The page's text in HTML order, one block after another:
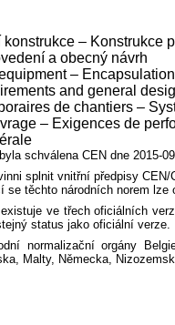
– Konstrukce
a obecný návrh
–
and general
de chantiers –
– Exigences de
schválena CEN dne 2015-
splnit vnitřní předpisy
těchto národních norem lze
ve třech oficiálních
status jako oficiální verze.
normalizační orgány
Malty, Německa,